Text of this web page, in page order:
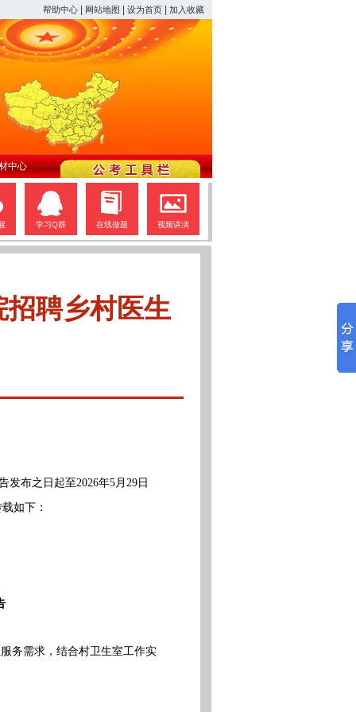
帮助中心 网站地图 设为首页 加入收藏
中心
学习Q群 在线做题 视频讲演
聘乡村医生
发布之日起至2026年5月29日
如下：
务需求，结合村卫生室工作实